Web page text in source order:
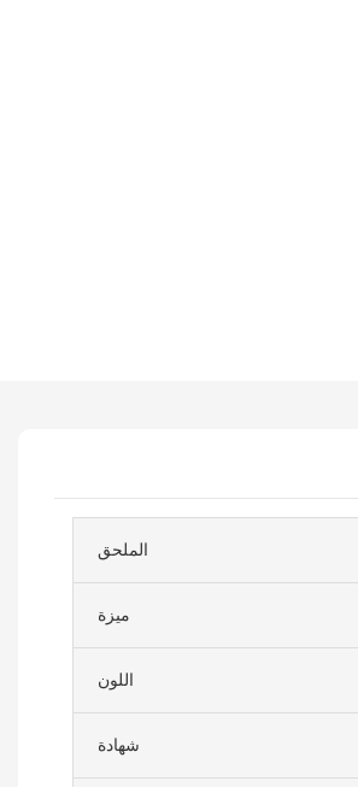
الملحق
ميزة
اللون
شهادة